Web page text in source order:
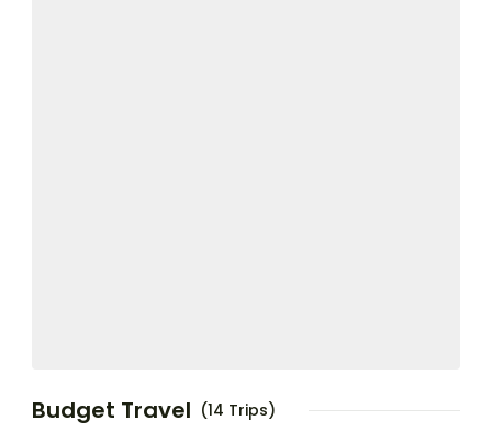
Budget Travel (14 Trips)